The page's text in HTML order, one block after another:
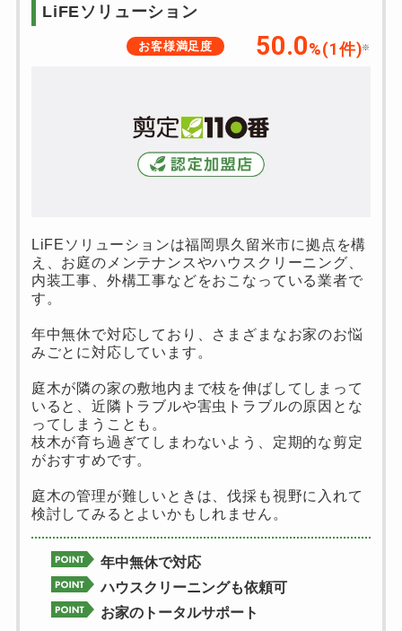
LiFEソリューション
お客様満足度 50.0%(1件)※
LiFEソリューションは福岡県久留米市に拠点を構
え、お庭のメンテナンスやハウスクリーニング、
内装工事、外構工事などをおこなっている業者で
す。
年中無休で対応しており、さまざまなお家のお悩
みごとに対応しています。
庭木が隣の家の敷地内まで枝を伸ばしてしまって
いると、近隣トラブルや害虫トラブルの原因とな
ってしまうことも。
枝木が育ち過ぎてしまわないよう、定期的な剪定
がおすすめです。
庭木の管理が難しいときは、伐採も視野に入れて
検討してみるとよいかもしれません。
年中無休で対応
ハウスクリーニングも依頼可
お家のトータルサポート